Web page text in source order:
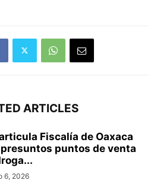
ARTICLES
Fiscalía de Oaxaca
puntos de venta
6, 2026